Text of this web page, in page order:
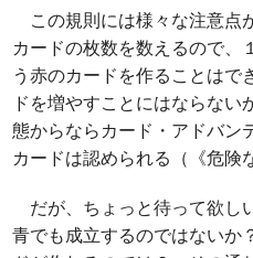
この規則には様々な注意点
カードの枚数を数えるので、
う赤のカードを作ることはで
ドを増やすことにはならな
態からならカード・アドバン
カードは認められる（《危険
だが、ちょっと待って欲し
青でも成立するのではない